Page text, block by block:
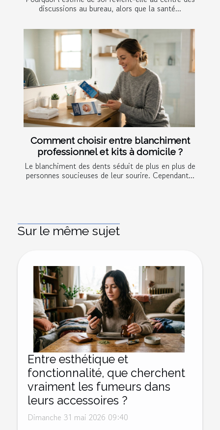
discussions au bureau, alors que la santé...
Comment choisir entre blanchiment
professionnel et kits à domicile ?
Le blanchiment des dents séduit de plus en plus de
personnes soucieuses de leur sourire. Cependant...
Sur le même sujet
Entre esthétique et
fonctionnalité, que cherchent
vraiment les fumeurs dans
leurs accessoires ?
Dimanche 31 mai 2026 09:40